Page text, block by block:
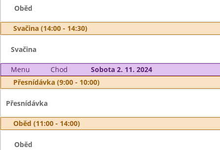
Oběd
Svačina (14:00 - 14:30)
Svačina
Menu Chod
Sobota 2. 11. 2024
Přesnídávka (9:00 - 10:00)
Přesnídávka
Oběd (11:00 - 14:00)
Oběd